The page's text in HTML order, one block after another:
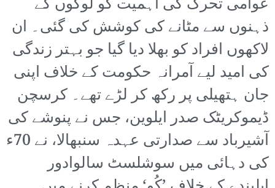
ذہنوں سے مٹانے کی کوشش کی گئی۔ ان
لاکھوں افراد کو بھلا دیا گیا جو بہتر زندگی
کی امید لیے آمرانہ حکومت کے خلاف اپنی
جان ہتھیلی پر رکھ کر لڑے تھے۔ کرسچن
ڈیموکریٹک صدر ایلوین، جس نے پنوشے کی
آشیرباد سے صدارتی عہدہ سنبھالا، نے 70ء
کی دہائی میں سوشلسٹ سالوادور